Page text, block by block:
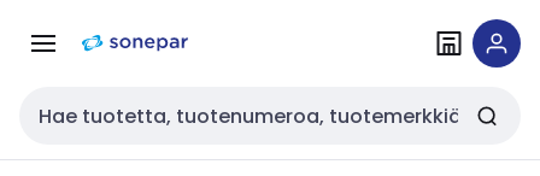
navigointiinsisältöön
Haku